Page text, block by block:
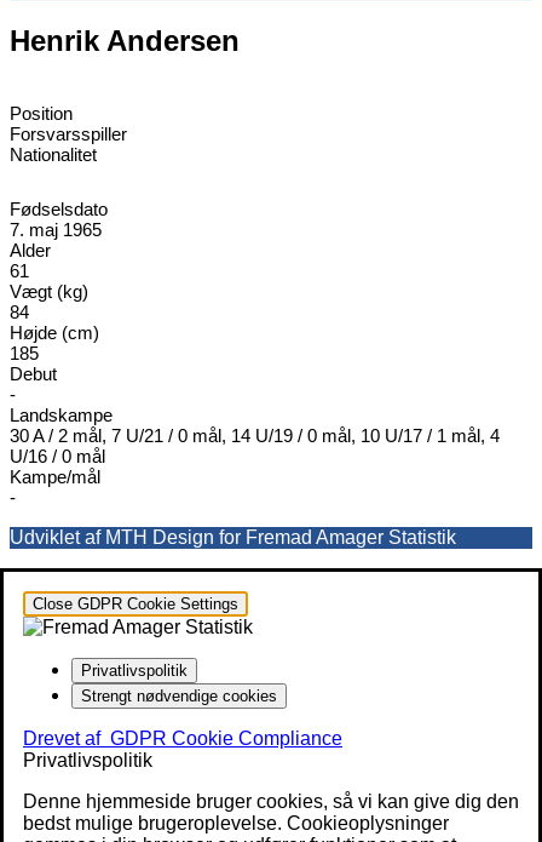
Henrik Andersen
Position
Forsvarsspiller
Nationalitet
Fødselsdato
7. maj 1965
Alder
61
Vægt (kg)
84
Højde (cm)
185
Debut
-
Landskampe
30 A / 2 mål, 7 U/21 / 0 mål, 14 U/19 / 0 mål, 10 U/17 / 1 mål, 4
U/16 / 0 mål
Kampe/mål
-
Udviklet af MTH Design for Fremad Amager Statistik
Close GDPR Cookie Settings
Privatlivspolitik
Strengt nødvendige cookies
Drevet af GDPR Cookie Compliance
Privatlivspolitik
Denne hjemmeside bruger cookies, så vi kan give dig den
bedst mulige brugeroplevelse. Cookieoplysninger